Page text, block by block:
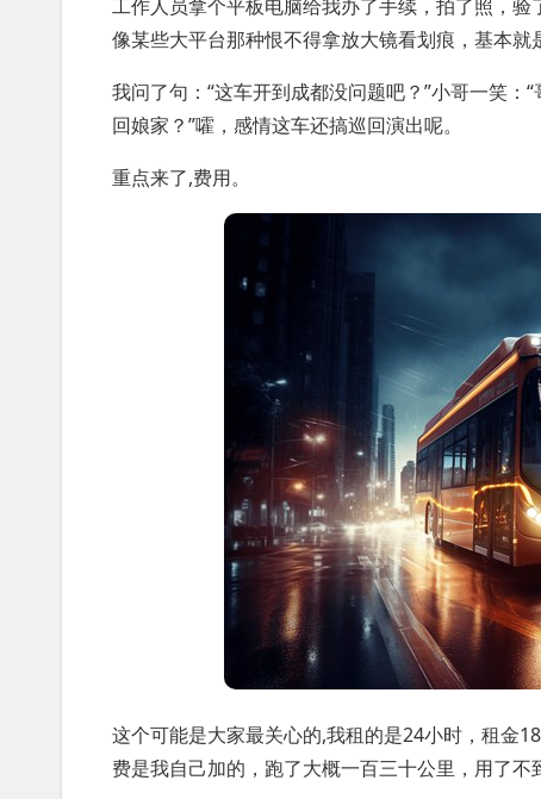
工作人员拿个平板电脑给我办了手续，拍了照，
像某些大平台那种恨不得拿放大镜看划痕，基本就
我问了句：“这车开到成都没问题吧？”小哥一笑
回娘家？”嚯，感情这车还搞巡回演出呢。
重点来了,费用。
这个可能是大家最关心的,我租的是24小时，租金
费是我自己加的，跑了大概一百三十公里，用了不